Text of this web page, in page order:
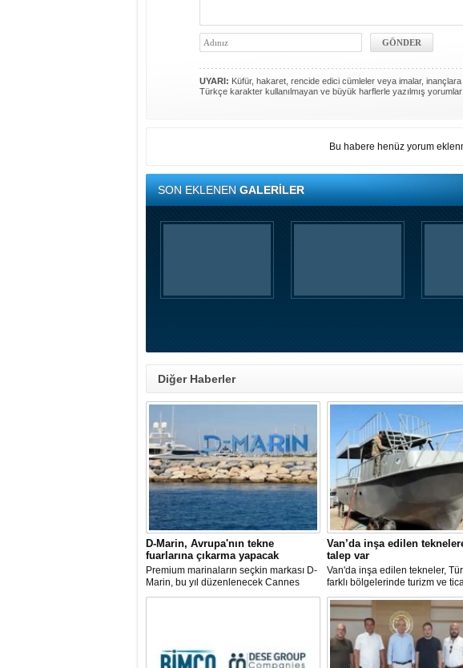
UYARI: Küfür, hakaret, rencide edici cümleler veya imalar, inançlara
Türkçe karakter kullanılmayan ve büyük harflerle yazılmış yorumlar
Bu habere henüz yorum
SON EKLENENGALERİLER
Diğer Haberler
D-Marin, Avrupa'nın tekne
fuarlarına çıkarma yapacak
Premium marinaların seçkin markası D-
Marin, bu yıl düzenlenecek Cannes
Yachting Festival ve Cenova
Van’da inşa edilen
talep var
Van'da inşa edilen tekneler,
farklı bölgelerinde turizm ve
faaliyetlerde kullanılmak üzere
göllerle buluşuyor. Müşterilerin
taleplerine göre özel olarak
tekneler, donanım ve
şekillendirilerek teslim ediliyor.